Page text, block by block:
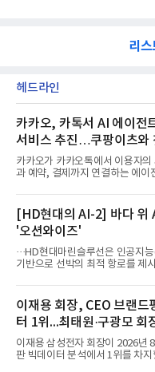
리스
헤드라인
카카오, 카톡서 AI 에이전
서비스 추진…쿠팡이츠와
카카오가 카카오톡에서 이용자
과 예약, 결제까지 연결하는 에이
행 등으로 적용 범위를 넓혀 AI를
축으로 만들겠다는 구상이다.정신
일 열린 2분기 실적 발표 컨퍼런
즈 성장 재점화의 핵심이자 주요
을 것"이라며 이같은 AI 사업 전
오는 이날 함께 발표한 2분기 연
대비 9% 증가한 2조985억원, 영
17% 증가하
[HD현대의 AI-2] 바다 위
'오션와이즈'
···HD현대마린슬루선은 인공지
기반으로 선박의 최적 항로를 제
장비 설치 없이 일고리즘 만으로
을 모니터링 및 예측하며, 연료
항 가이드라인을 제공한다.오션
CI(탄소집약도지수) 실시간 관리
항로 추천, 선단 관리 등이다. HD
실증에서는 총 13개 구간, 10만
평균 5.3%의 연료 질감 효과를 입
이재용 회장, CEO 브랜드
터 1위...최태원·구광모 회
이재용 삼성전자 회장이 2026년
판 빅데이터 분석에서 1위를 차